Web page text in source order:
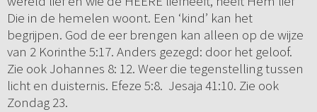
Die in de hemelen woont. Een ‘kind’ kan het
begrijpen. God de eer brengen kan alleen op de wijze
van 2 Korinthe 5:17. Anders gezegd: door het geloof.
Zie ook Johannes 8: 12. Weer die tegenstelling tussen
licht en duisternis. Efeze 5:8. Jesaja 41:10. Zie ook
Zondag 23.